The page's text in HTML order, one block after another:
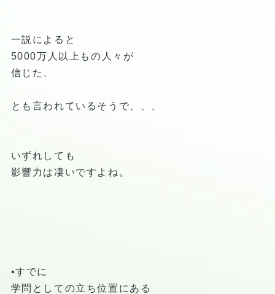
一説によると
5000万人以上もの人々が
信じた、
とも言われているそうで、、、
いずれしても
影響力は凄いですよね。
▪️すでに
学問としての立ち位置にある